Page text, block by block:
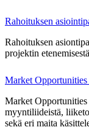
Rahoituksen
Rahoituksen
projektin
Market Opportunities
Market Opportunities
myyntiliideistä,
sekä eri maita